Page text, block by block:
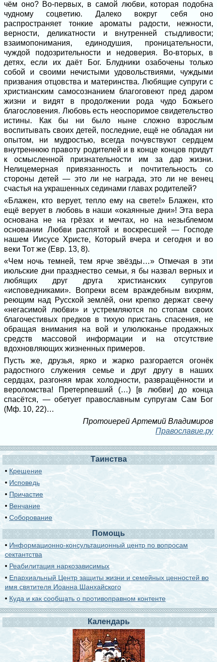
чём оно? Во-первых, в самой любви, которая подобна
чудному соцветию. Далеко вокруг себя оно
распространяет тонкие ароматы радости, нежности,
верности, деликатности и внутренней стыдливости;
взаимопонимания, единодушия, проницательности,
чуждой подозрительности и недоверия. Во-вторых, в
детях, если их даёт Бог. Блудники озабочены только
собой и своими нечистыми удовольствиями, чуждыми
призвания отцовства и материнства. Любящие супруги с
христианским самосознанием благоговеют пред даром
жизни и видят в продолжении рода чудо Божьего
благословения. Любовь есть неоспоримое свидетельство
истины. Как бы ни было ныне сложно взрослым
воспитывать своих детей, последние, ещё не обладая ни
опытом, ни мудростью, всегда почувствуют сердцем
внутреннюю правоту родителей и в конце концов придут
к осмысленной признательности им за дар жизни.
Нелицемерная привязанность и почтительность со
стороны детей — это ли не награда, это ли не венец
счастья на украшенных сединами главах родителей?
«Блажен, кто верует, тепло ему на свете!» Блажен, кто
ещё верует в любовь в наши «окаянные дни»! Эта вера
основана не на грёзах и мечтах, но на незыблемом
основании Любви распятой и воскресшей — Господе
нашем Иисусе Христе, Который вчера и сегодня и во
веки Тот же (Евр. 13, 8).
«Чем ночь темней, тем ярче звёзды…» Отмечая в эти
июльские дни празднество семьи, я бы назвал верных и
любящих друг друга христианских супругов
«исповедниками». Вопреки всем враждебным вихрям,
реющим над Русской землёй, они крепко держат свечу
«негасимой любви» и устремляются по стопам своих
благочестивых предков в тихую пристань спасения, не
обращая внимания на вой и улюлюканье продажных
средств массовой информации и на отсутствие
вдохновляющих жизненных примеров.
Пусть же, друзья, ярко и жарко разгорается огонёк
радостного служения семье и друг другу в наших
сердцах, разгоняя мрак холодности, развращённости и
вероломства! Претерпевший (…) [в любви] до конца
спасётся, — обетует православным супругам Сам Бог
(Мф. 10, 22)…
Протоиерей Артемий Владимиров
Православие.ру
Таинства
• Крещение
• Исповедь
• Причастие
• Венчание
•Соборование
Помощь
• Информационно-консультационный центр по вопросам
сектантства
• Реабилитация наркозависимых
• Епархиальный Центр защиты жизни и семейных ценностей во
имя святителя Иоанна Шанхайского
• Куда и как сообщать о противоправном контенте
Календарь